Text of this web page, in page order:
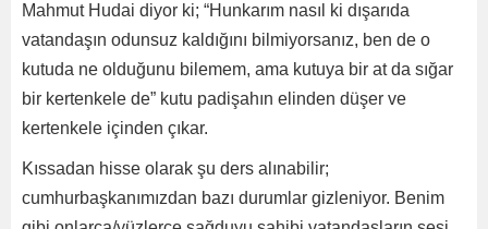
Mahmut Hudai diyor ki; “Hunkarım nasıl ki dışarıda
vatandaşın odunsuz kaldığını bilmiyorsanız, ben de o
kutuda ne olduğunu bilemem, ama kutuya bir at da sığar
bir kertenkele de” kutu padişahın elinden düşer ve
kertenkele içinden çıkar.
Kıssadan hisse olarak şu ders alınabilir;
cumhurbaşkanımızdan bazı durumlar gizleniyor. Benim